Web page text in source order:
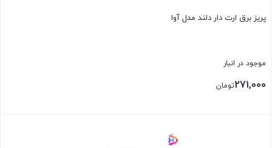
پریز برق ارت دار دلند مدل آوا
موجود در انبار
271,000تومان